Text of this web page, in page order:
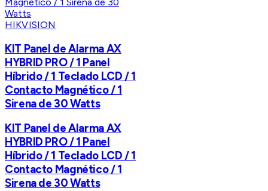
HIKVISION
KIT Panel de Alarma AX
HYBRID PRO / 1 Panel
Híbrido / 1 Teclado LCD / 1
Contacto Magnético / 1
Sirena de 30 Watts
KIT Panel de Alarma AX
HYBRID PRO / 1 Panel
Híbrido / 1 Teclado LCD / 1
Contacto Magnético / 1
Sirena de 30 Watts